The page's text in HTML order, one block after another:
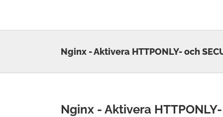
Nginx - Aktivera HTTPONLY- och
Nginx - Aktivera